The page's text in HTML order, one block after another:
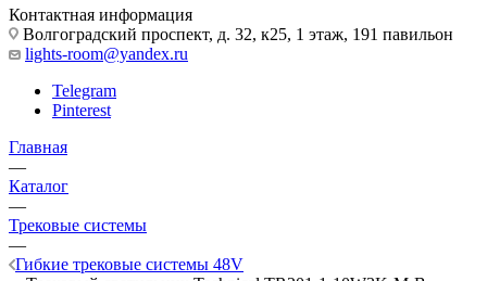
Контактная информация
Волгоградский проспект, д. 32, к25, 1 этаж, 191 павильон
lights-room@yandex.ru
Telegram
Pinterest
Главная
—
Каталог
—
Трековые системы
—
Гибкие трековые системы 48V